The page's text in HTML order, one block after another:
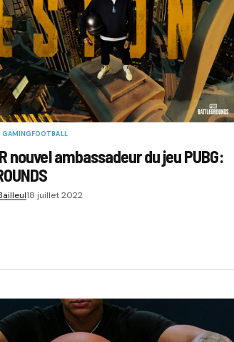
GAMINGFOOTBALL
nouvel ambassadeur du jeu PUBG:
18 juillet 2022